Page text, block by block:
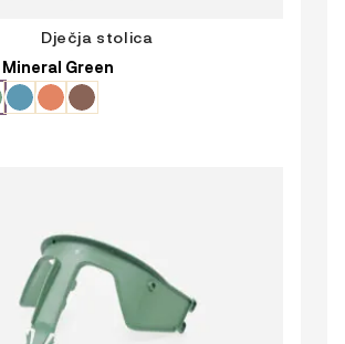
Dječja stolica
Mineral Green